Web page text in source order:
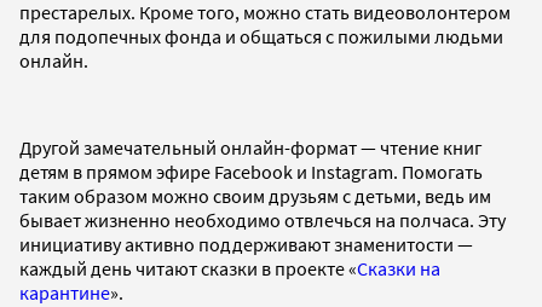
престарелых. Кроме того, можно стать видеоволонтером
для подопечных фонда и общаться с пожилыми людьми
онлайн.
Другой замечательный онлайн-формат — чтение книг
детям в прямом эфире Facebook и Instagram. Помогать
таким образом можно своим друзьям с детьми, ведь им
бывает жизненно необходимо отвлечься на полчаса. Эту
инициативу активно поддерживают знаменитости —
каждый день читают сказки в проекте «Сказки на
карантине».